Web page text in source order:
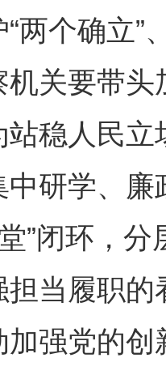
两个确立”
关要带
稳人民
研学、
”闭环，
担当履职
加强党的